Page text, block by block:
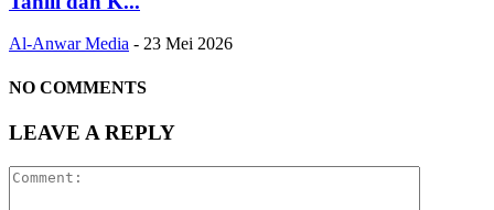
Al-Anwar Media - 23 Mei 2026
NO COMMENTS
LEAVE A REPLY